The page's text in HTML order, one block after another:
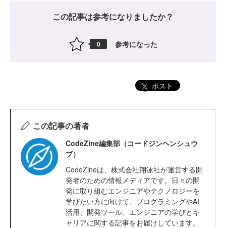
この記事は参考になりましたか？
0 参考になった
ポスト
この記事の著者
CodeZine編集部（コードジンヘンシュウ
ブ）
CodeZineは、株式会社翔泳社が運営する開
発者のための情報メディアです。日々の開
発に取り組むエンジニアやテクノロジーを
学びたい方に向けて、プログラミングやAI
活用、開発ツール、エンジニアの学びとキ
ャリアに関する記事をお届けしています。